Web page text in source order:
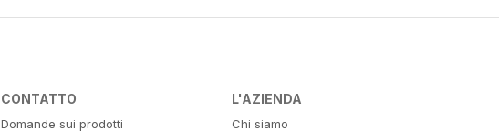
CONTATTO
Domande sui prodotti
L'AZIENDA
Chi siamo